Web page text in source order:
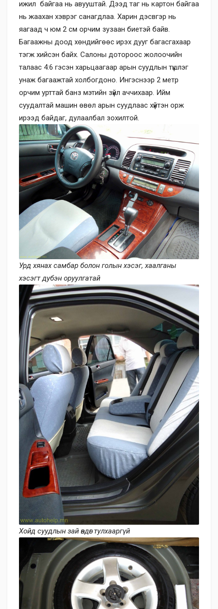
ижил байгаа нь авууштай. Дээд таг нь картон байгаа
нь жаахан хэврэг санагдлаа. Харин дэсвгэр нь
яагаад ч юм 2 см орчим зузаан биетэй байв.
Багаажны доод хөндийгөөс ирэх дууг багасгахаар
тэгж хийсэн байх. Салоны дотороос жолоочийн
талаас 4:6 гэсэн харьцаагаар арын суудлын түшлэг
унаж багаажтай холбогдоно. Ингэснээр 2 метр
орчим урттай банз мэтийн зүйл аччихаар. Ийм
суудалтай машин өвөл арын суудлаас хүйтэн орж
ирээд байдаг, дулаалбал зохилтой.
Урд хянах самбар болон голын хэсэг, хаалганы
хэсэгт дубэн оруулгатай
Хойд суудлын зай өвдөг тулхааргүй